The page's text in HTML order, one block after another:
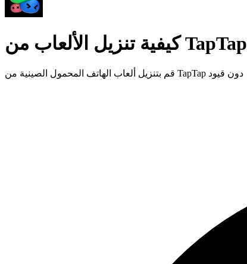
كيفية تنزيل الألعاب من TapTap
قم بتنزيل ألعاب الهاتف المحمول الصينية من TapTap دون قيود